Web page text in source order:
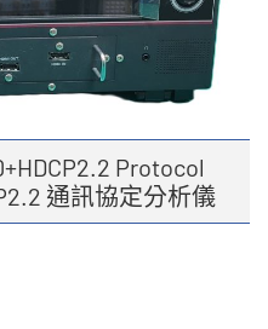
Protocol
通訊協定分析儀